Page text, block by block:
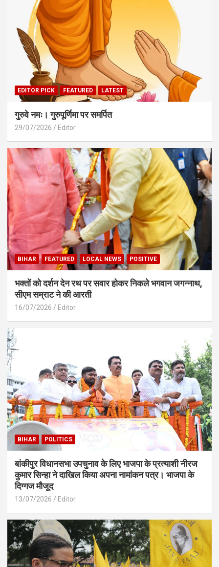
EDITOR PICK FEATURED LATEST
गुरुवे नमः। गुरुपूर्णिमा पर समर्पित
29/07/2026 Editor
BIHAR FEATURED LOCAL NEWS POSITIVE
भक्तों को दर्शन देन रथ पर सवार होकर निकले भगवान जगन्नाथ,
सीएम सम्राट ने की आरती
16/07/2026 Editor
BIHAR POLITICS
बांकीपुर विधानसभा उपचुनाव के लिए भाजपा के प्रत्याशी नीरज
कुमार सिन्हा ने दाखिल किया अपना नामांकन पत्र। भाजपा के
दिग्गज मौजूद
13/07/2026 Editor